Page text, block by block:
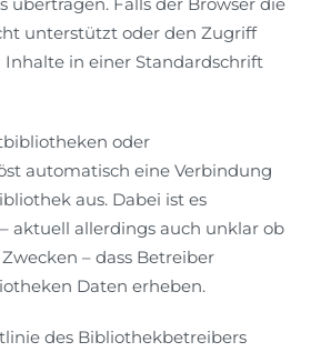
unterstützt oder den Zugriff
in einer Standardschrift
oder
automatisch eine Verbindung
aus. Dabei ist es
aktuell allerdings auch unklar ob
– dass Betreiber
Daten erheben.
des Bibliothekbetreibers